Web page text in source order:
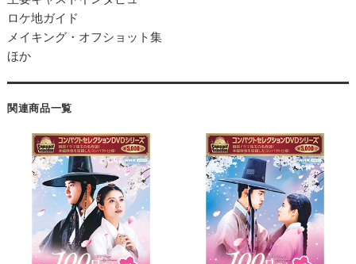
ロケ地ガイド
メイキング・オフショット集
ほか
関連商品一覧